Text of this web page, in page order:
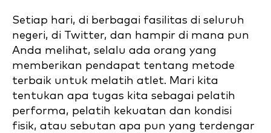
Setiap hari, di berbagai fasilitas di seluruh
negeri, di Twitter, dan hampir di mana pun
Anda melihat, selalu ada orang yang
memberikan pendapat tentang metode
terbaik untuk melatih atlet. Mari kita
tentukan apa tugas kita sebagai pelatih
performa, pelatih kekuatan dan kondisi
fisik, atau sebutan apa pun yang terdengar